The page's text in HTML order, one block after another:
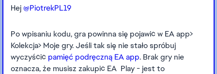
Hej @PiotrekPL19
Po wpisaniu kodu, gra powinna się pojawić w EA app>
Kolekcja> Moje gry. Jeśli tak się nie stało spróbuj
wyczyśćić pamięć podręczną EA app. Brak gry nie
oznacza, że musisz zakupić EA Play - jest to